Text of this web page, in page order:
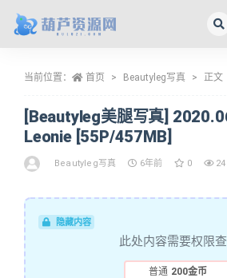
当前位置： 首页 Beautyleg写真 正文
[Beautyleg美腿写真]
Leonie [55P/457MB]
Beautyleg写真 6年前 0 24
隐藏内容
此处内容需要权限
普通 200金币